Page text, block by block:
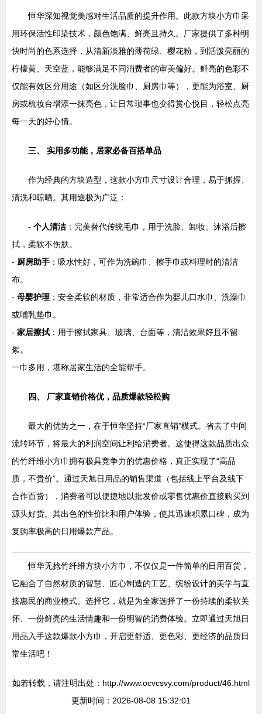
恒华深知视觉美感对生活品质的提升作用。此款方块小方巾采
用环保活性印染技术，颜色饱满、鲜亮且持久。厂家提供了多种明
快时尚的色系选择，从清新淡雅的薄荷绿、樱花粉，到活泼亮丽的
柠檬黄、天空蓝，能够满足不同消费者的审美偏好。鲜亮的色彩不
仅能有效区分用途（如区分洗脸巾、厨房巾等），更能为浴室、厨
房或梳妆台增添一抹亮色，让日常琐事也变得赏心悦目，轻松点亮
每一天的好心情。
三、 实用多功能，居家必备百搭单品
作为经典的方块造型，这款小方巾尺寸设计合理，易于抓握、
清洗和晾晒。其用途极为广泛：
- 个人清洁 ：完美替代传统毛巾，用于洗脸、卸妆、沐浴后擦
拭，柔软不伤肤。
- 厨房助手 ：吸水性好，可作为洗碗巾、擦手巾或料理时的清洁
布。
- 母婴护理 ：安全柔软的材质，非常适合作为婴儿口水巾、洗澡巾
或哺乳垫巾。
- 家居擦拭：用于擦拭家具、玻璃、台面等，清洁效果好且不留
絮。
一巾多用，堪称居家生活的全能帮手。
四、 厂家直销价格优，品质爆款轻松购
最大的优势之一，在于恒华坚持“厂家直销”模式。省去了中间
流转环节，将最大的利润空间让利给消费者。这使得这款品质出众
的竹纤维小方巾拥有极具竞争力的优惠价格，真正实现了“高品
质，不贵价”。通过天旭日用品的销售渠道（包括线上平台及线下
合作百货），消费者可以便捷地以批发价或零售优惠价直接购买到
源头好货。其出色的性价比和用户体验，使其迅速积累口碑，成为
复购率极高的日用爆款产品。
恒华无捻竹纤维方块小方巾，不仅仅是一件简单的日用百货，
它融合了自然材质的智慧、匠心制造的工艺、缤纷设计的美学与直
接惠民的商业模式。选择它，就是为全家选择了一份持续的柔软关
怀、一份鲜亮的生活情趣和一份明智的消费体验。立即通过天旭日
用品入手这款爆款小方巾，开启更舒适、更色彩、更经济的品质日
常生活吧！
如若转载，请注明出处：http://www.ocvcsvy.com/product/46.html
更新时间：2026-08-08 15:32:01